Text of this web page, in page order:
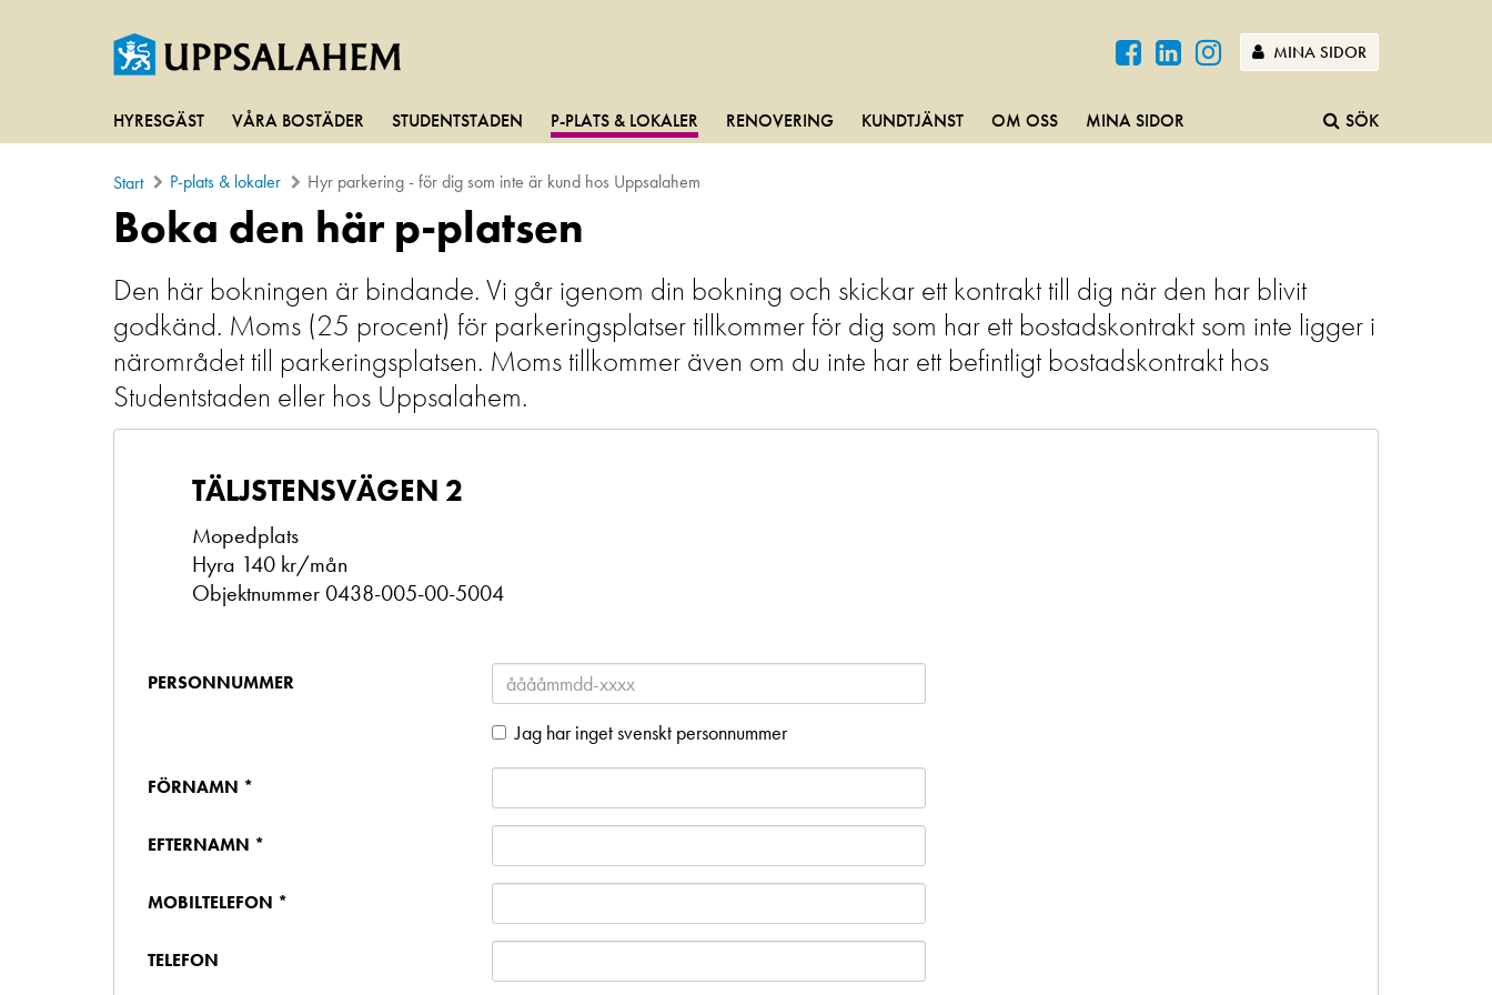
MINA SIDOR
HYRESGÄST VÅRA BOSTÄDER STUDENTSTADEN P-PLATS & LOKALER RENOVERING KUNDTJÄNST OM OSS MINA SIDOR SÖK
Start P-plats & lokaler Hyr parkering - för dig som inte är kund hos Uppsalahem
Boka den här p-platsen
Den här bokningen är bindande. Vi går igenom din bokning och skickar ett kontrakt till dig när den har blivit
godkänd. Moms (25 procent) för parkeringsplatser tillkommer för dig som har ett bostadskontrakt som inte ligger i
närområdet till parkeringsplatsen. Moms tillkommer även om du inte har ett befintligt bostadskontrakt hos
Studentstaden eller hos Uppsalahem.
TÄLJSTENSVÄGEN 2
Mopedplats
Hyra 140 kr/mån
Objektnummer 0438-005-00-5004
PERSONNUMMER
Jag har inget svenskt personnummer
FÖRNAMN *
EFTERNAMN *
MOBILTELEFON *
TELEFON